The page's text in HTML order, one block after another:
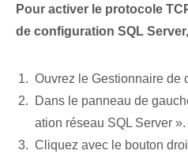
Pour activer le protocole
de configuration SQL
Ouvrez le Gestionnaire de
Dans le panneau de
ation réseau SQL Server ».
Cliquez avec le bouton